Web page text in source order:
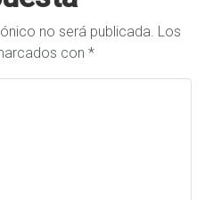
no será publicada. Los
con *